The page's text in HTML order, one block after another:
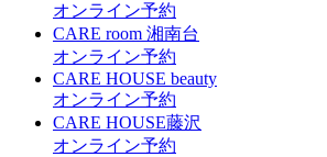
オンライン予約
CARE room 湘南台
オンライン予約
CARE HOUSE beauty
オンライン予約
CARE HOUSE藤沢
オンライン予約